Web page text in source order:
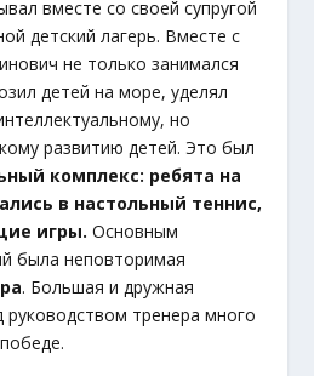
вместе со своей супругой
детский лагерь. Вместе с
не только занимался
детей на море, уделял
но
развитию детей. Это был
комплекс: ребята на
в настольный теннис,
игры. Основным
была неповторимая
. Большая и дружная
тренера много